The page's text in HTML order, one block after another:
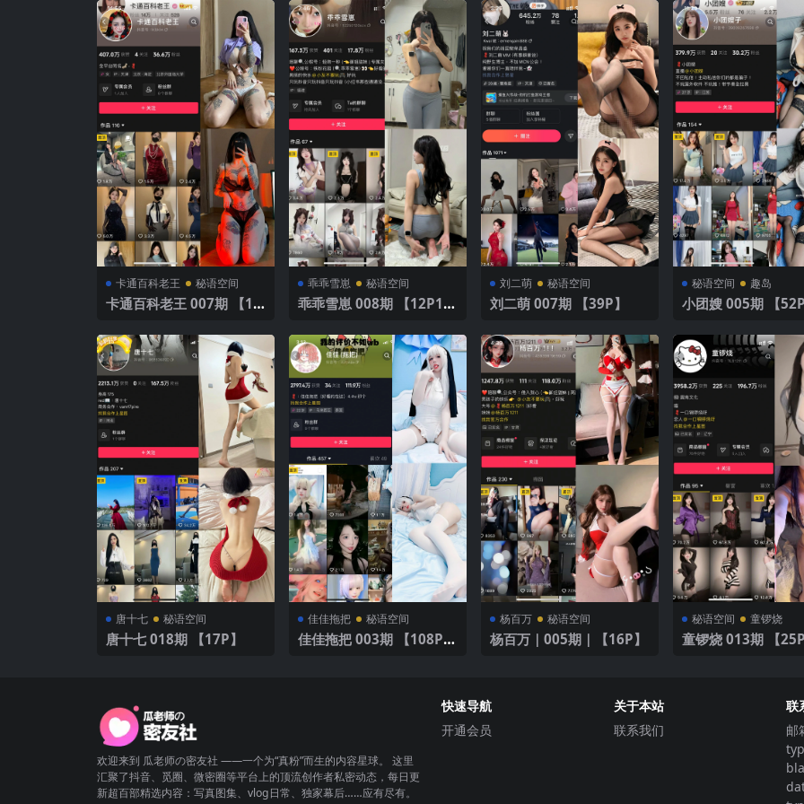
卡通百科老王 秘语空间
卡通百科老王 007期 【12
乖乖雪崽 秘语空间
乖乖雪崽 008期 【12P1
刘二萌 秘语空间
刘二萌 007期 【39P】
秘语空间 趣岛
小团嫂 005期 【
唐十七 秘语空间
唐十七 018期 【17P】
佳佳拖把 秘语空间
佳佳拖把 003期 【108P1
杨百万 秘语空间
杨百万｜005期｜【16P】
秘语空间 童锣烧
童锣烧 013期 【
欢迎来到 瓜老师の密友社 ——一个为“真粉”而生的内容星球。 这里
汇聚了抖音、觅圈、微密圈等平台上的顶流创作者私密动态，每日更
新超百部精选内容：写真图集、vlog日常、独家幕后……应有尽有。
快速导航
开通会员
关于本站
联系我们
联
邮